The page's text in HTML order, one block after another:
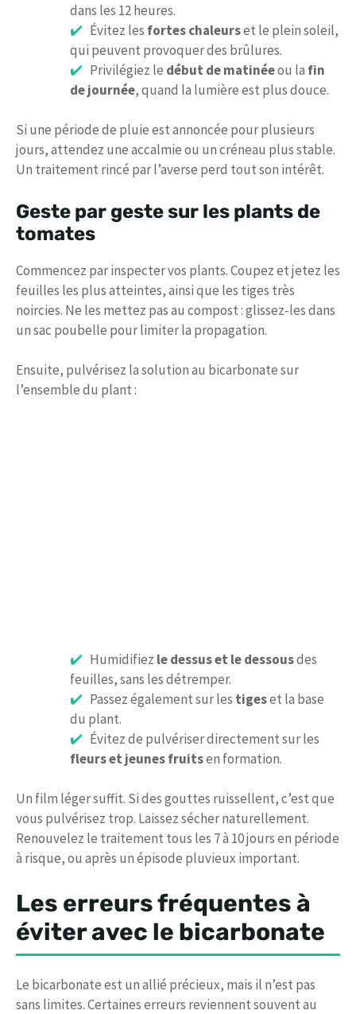
dans les 12 heures.
Évitez les fortes chaleurset le plein soleil,
qui peuvent provoquer des brûlures.
Privilégiez le début de matinéeou la fin
de journée, quand la lumière est plus douce.
Si une période de pluie est annoncée pour plusieurs
jours, attendez une accalmie ou un créneau plus stable.
Un traitement rincé par l’averse perd tout son intérêt.
Geste par geste sur les plants de
tomates
Commencez par inspecter vos plants. Coupez et jetez les
feuilles les plus atteintes, ainsi que les tiges très
noircies. Ne les mettez pas au compost : glissez-les dans
un sac poubelle pour limiter la propagation.
Ensuite, pulvérisez la solution au bicarbonate sur
l’ensemble du plant :
Humidifiez le dessus et le dessousdes
feuilles, sans les détremper.
Passez également sur les tigeset la base
du plant.
Évitez de pulvériser directement sur les
fleurs et jeunes fruitsen formation.
Un film léger suffit. Si des gouttes ruissellent, c’est que
vous pulvérisez trop. Laissez sécher naturellement.
Renouvelez le traitement tous les 7 à 10 jours en période
à risque, ou après un épisode pluvieux important.
Les erreurs fréquentes à
éviter avec le bicarbonate
Le bicarbonate est un allié précieux, mais il n’est pas
sans limites. Certaines erreurs reviennent souvent au